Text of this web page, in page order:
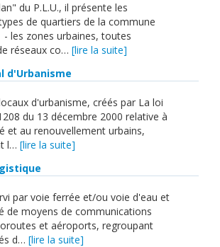
du P.L.U., il présente les
de quartiers de la commune
- les zones urbaines, toutes
réseaux co… [lire la suite]
d'Urbanisme
d'urbanisme, créés par La loi
du 13 décembre 2000 relative à
et au renouvellement urbains,
l… [lire la suite]
par voie ferrée et/ou voie d'eau et
de moyens de communications
et aéroports, regroupant
d… [lire la suite]